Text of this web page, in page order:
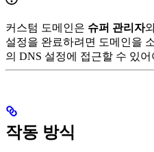
커스텀 도메인은 슈퍼 관리자
설정을 완료하려면 도메인을
의 DNS 설정에 접근할 수 있어
작동 방식